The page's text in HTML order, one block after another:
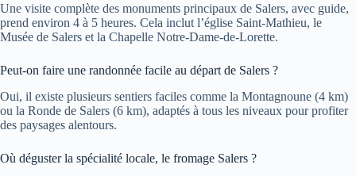
Une visite complète des monuments principaux de Salers, avec guide,
prend environ 4 à 5 heures. Cela inclut l’église Saint-Mathieu, le
Musée de Salers et la Chapelle Notre-Dame-de-Lorette.
Peut-on faire une randonnée facile au départ de Salers ?
Oui, il existe plusieurs sentiers faciles comme la Montagnoune (4 km)
ou la Ronde de Salers (6 km), adaptés à tous les niveaux pour profiter
des paysages alentours.
Où déguster la spécialité locale, le fromage Salers ?